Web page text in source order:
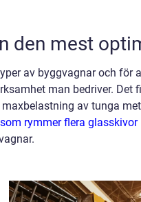
den mest
av byggvagnar och för
man bedriver.
av tunga
rymmer flera glasskivor